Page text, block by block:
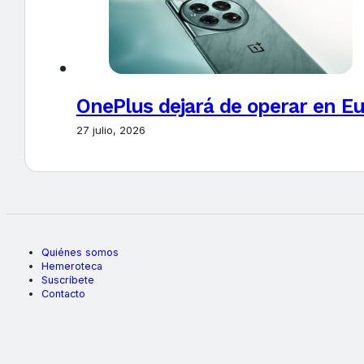
OnePlus dejará de operar en
27 julio, 2026
Quiénes somos
Hemeroteca
Suscríbete
Contacto